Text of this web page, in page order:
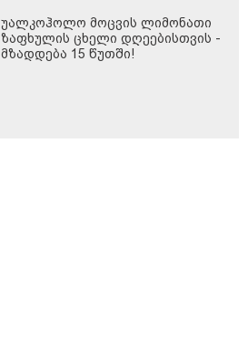
უალკოჰოლო მოცვის ლიმონათი
ზაფხულის ცხელი დღეებისთვის -
მზადდება 15 წუთში!